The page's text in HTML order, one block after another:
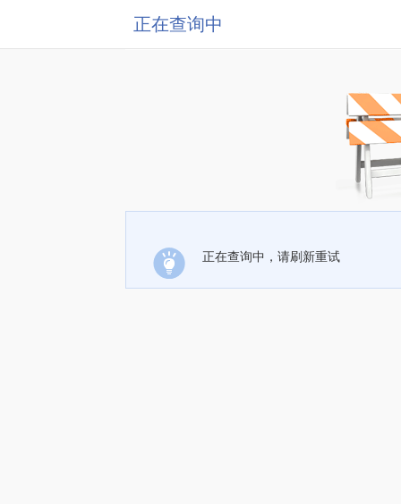
正在查询中
正在查询中，请刷新重试